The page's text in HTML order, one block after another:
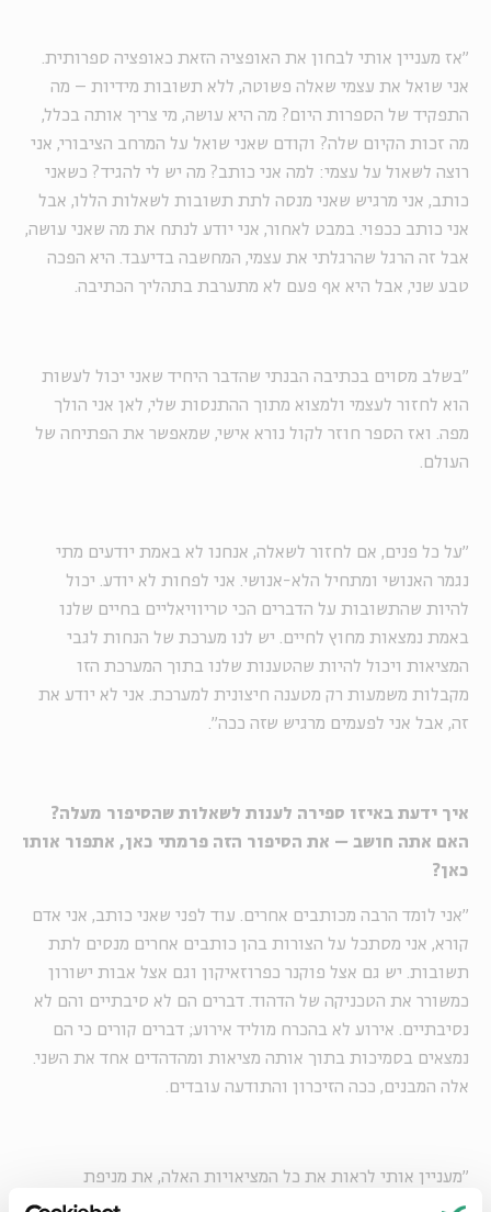
"אז מעניין אותי לבחון את האופציה הזאת כאופציה ספרותית.
אני שואל את עצמי שאלה פשוטה, ללא תשובות מידיות – מה
התפקיד של הספרות היום? מה היא עושה, מי צריך אותה בכלל,
מה זכות הקיום שלה? וקודם שאני שואל על המרחב הציבורי, אני
רוצה לשאול על עצמי: למה אני כותב? מה יש לי להגיד? כשאני
כותב, אני מרגיש שאני מנסה לתת תשובות לשאלות הללו, אבל
אני כותב ככפוי. במבט לאחור, אני יודע לנתח את מה שאני עושה,
אבל זה הרגל שהרגלתי את עצמי, המחשבה בדיעבד. היא הפכה
טבע שני, אבל היא אף פעם לא מתערבת בתהליך הכתיבה.
"בשלב מסוים בכתיבה הבנתי שהדבר היחיד שאני יכול לעשות
הוא לחזור לעצמי ולמצוא מתוך ההתנסות שלי, לאן אני הולך
מפה. ואז הספר חוזר לקול נורא אישי, שמאפשר את הפתיחה של
העולם.
"על כל פנים, אם לחזור לשאלה, אנחנו לא באמת יודעים מתי
נגמר האנושי ומתחיל הלא-אנושי. אני לפחות לא יודע. יכול
להיות שהתשובות על הדברים הכי טריוויאליים בחיים שלנו
באמת נמצאות מחוץ לחיים. יש לנו מערכת של הנחות לגבי
המציאות ויכול להיות שהטענות שלנו בתוך המערכת הזו
מקבלות משמעות רק מטענה חיצונית למערכת. אני לא יודע את
זה, אבל אני לפעמים מרגיש שזה ככה״.
איך ידעת באיזו ספירה לענות לשאלות שהסיפור מעלה?
האם אתה חושב – את הסיפור הזה פרמתי כאן, אתפור אותו
כאן?
״אני לומד הרבה מכותבים אחרים. עוד לפני שאני כותב, אני אדם
קורא, אני מסתכל על הצורות בהן כותבים אחרים מנסים לתת
תשובות. יש גם אצל פוקנר כפרוזאיקון וגם אצל אבות ישורון
כמשורר את הטכניקה של הדהוד. דברים הם לא סיבתיים והם לא
נסיבתיים. אירוע לא בהכרח מוליד אירוע; דברים קורים כי הם
נמצאים בסמיכות בתוך אותה מציאות ומהדהדים אחד את השני.
אלה המבנים, ככה הזיכרון והתודעה עובדים.
"מעניין אותי לראות את כל המציאויות האלה, את מניפת
המציאויות, ואיך הן מהדהדות אחת את השנייה. הדרך הטובה